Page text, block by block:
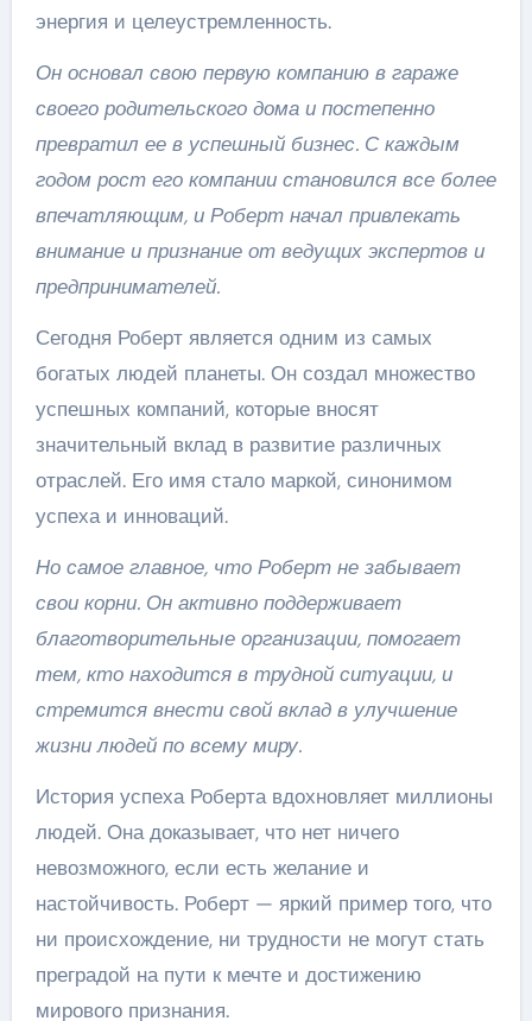
энергия и целеустремленность.
Он основал свою первую компанию в гараже
своего родительского дома и постепенно
превратил ее в успешный бизнес. С каждым
годом рост его компании становился все более
впечатляющим, и Роберт начал привлекать
внимание и признание от ведущих экспертов и
предпринимателей.
Сегодня Роберт является одним из самых
богатых людей планеты. Он создал множество
успешных компаний, которые вносят
значительный вклад в развитие различных
отраслей. Его имя стало маркой, синонимом
успеха и инноваций.
Но самое главное, что Роберт не забывает
свои корни. Он активно поддерживает
благотворительные организации, помогает
тем, кто находится в трудной ситуации, и
стремится внести свой вклад в улучшение
жизни людей по всему миру.
История успеха Роберта вдохновляет миллионы
людей. Она доказывает, что нет ничего
невозможного, если есть желание и
настойчивость. Роберт — яркий пример того, что
ни происхождение, ни трудности не могут стать
преградой на пути к мечте и достижению
мирового признания.